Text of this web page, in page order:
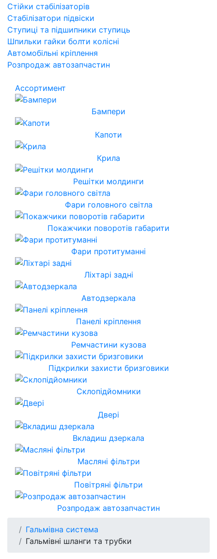
Стійки стабілізаторів
Стабілізатори підвіски
Ступиці та підшипники ступиць
Шпильки гайки болти колісні
Автомобільні кріплення
Розпродаж автозапчастин
Ассортимент
Бампери
Капоти
Крила
Решітки молдинги
Фари головного світла
Покажчики поворотів габарити
Фари протитуманні
Ліхтарі задні
Автодзеркала
Панелі кріплення
Ремчастини кузова
Підкрилки захисти бризговики
Склопідйомники
Двері
Вкладиш дзеркала
Масляні фільтри
Повітряні фільтри
Розпродаж автозапчастин
Гальмівна система
Гальмівні шланги та трубки